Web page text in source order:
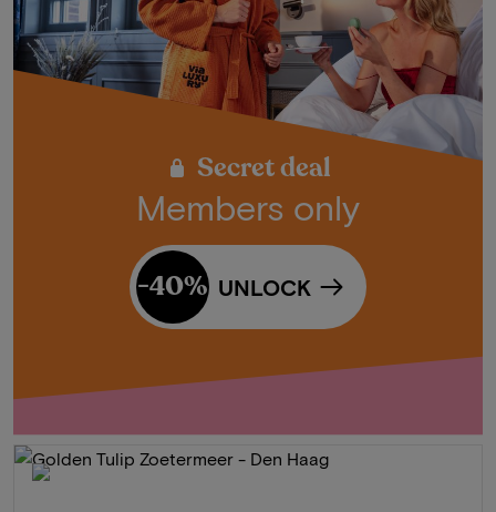
Secret deal
Members only
UNLOCK
-40%